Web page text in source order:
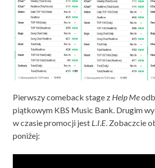
Pierwszy comeback stage z Help Me
piątkowym KBS Music Bank. Drugim
w czasie promocji jest L.I.E . Zobaczcie
poniżej: